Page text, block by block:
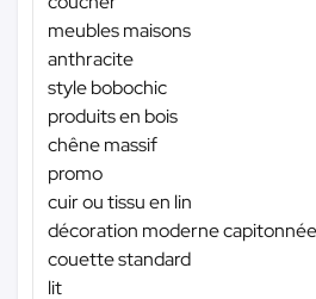
meubles maisons
anthracite
style bobochic
produits en bois
chêne massif
promo
cuir ou tissu en lin
décoration moderne capitonnée
couette standard
lit